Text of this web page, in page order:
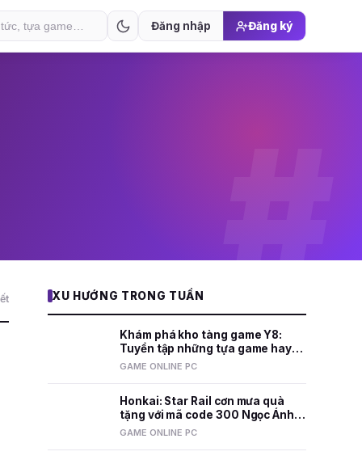
Đăng nhập Đăng ký
#
XU HƯỚNG TRONG TUẦN
Khám phá kho tàng game Y8:
Tuyển tập những tựa game hay
nhất mọi thời đại
GAME ONLINE PC
Honkai: Star Rail cơn mưa quà
tặng với mã code 300 Ngọc Ánh
Sao và nhiều phần thưởng hấp
GAME ONLINE PC